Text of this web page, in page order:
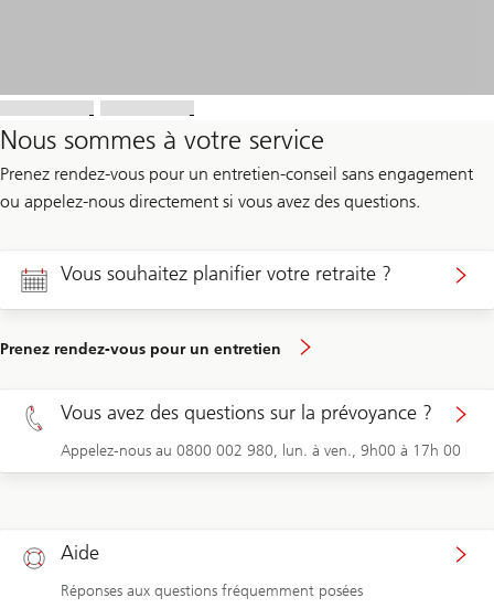
Nous sommes à votre service
Prenez rendez-vous pour un entretien-conseil sans engagement
ou appelez-nous directement si vous avez des questions.
Vous souhaitez planifier votre retraite ?
Prenez rendez-vous pour un entretien
Vous avez des questions sur la prévoyance ?
Appelez-nous au 0800 002 980, lun. à ven., 9h00 à 17h 00
Aide
Réponses aux questions fréquemment posées